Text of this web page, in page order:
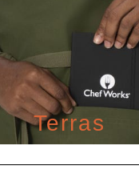
Terras